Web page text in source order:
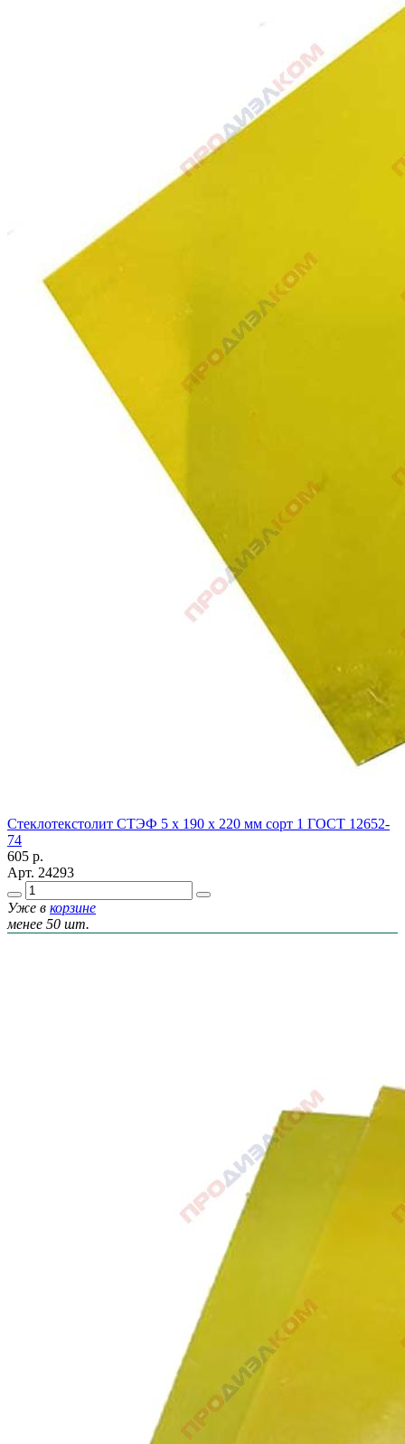
Стеклотекстолит СТЭФ 5 х 190 х 220 мм сорт 1 ГОСТ 12652-
74
605 р.
Арт. 24293
Уже в корзине
менее 50 шт.